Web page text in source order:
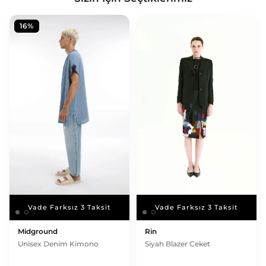
Vade Farksız 3 Taksit
Vade Farksız 3 Taksit
16%
Midground
Unisex Denim Kimono
Vade Farksız 3 Taksit
Vade Farksız 3 Taksit
Rin
Siyah Blazer Ceket